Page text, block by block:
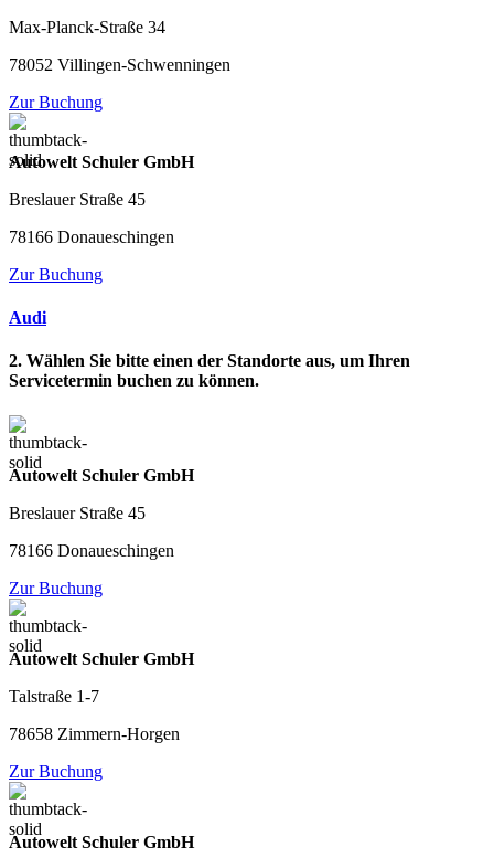
Max-Planck-Straße 34
78052 Villingen-Schwenningen
Zur Buchung
Autowelt Schuler GmbH
Breslauer Straße 45
78166 Donaueschingen
Zur Buchung
Audi
2. Wählen Sie bitte einen der Standorte aus, um Ihren
Servicetermin buchen zu können.
Autowelt Schuler GmbH
Breslauer Straße 45
78166 Donaueschingen
Zur Buchung
Autowelt Schuler GmbH
Talstraße 1-7
78658 Zimmern-Horgen
Zur Buchung
Autowelt Schuler GmbH